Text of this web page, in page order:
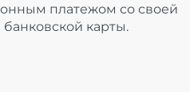
платежом со своей
банковской карты.